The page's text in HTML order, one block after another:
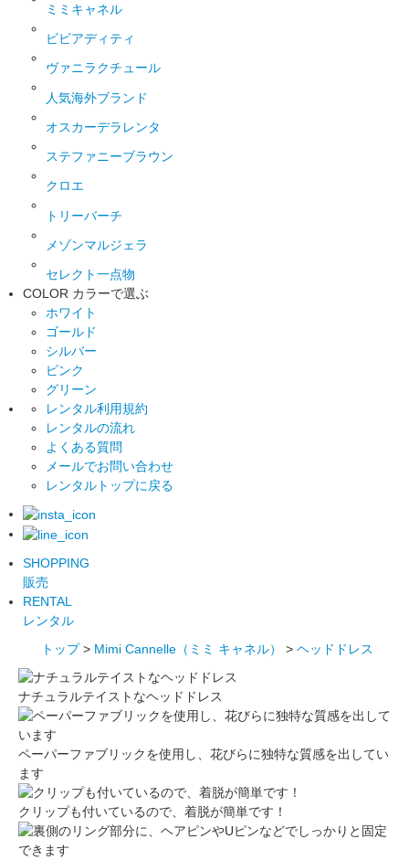
ミミキャネル
ビビアディティ
ヴァニラクチュール
人気海外ブランド
オスカーデラレンタ
ステファニーブラウン
クロエ
トリーバーチ
メゾンマルジェラ
セレクト一点物
COLOR カラーで選ぶ
ホワイト
ゴールド
シルバー
ピンク
グリーン
レンタル利用規約
レンタルの流れ
よくある質問
メールでお問い合わせ
レンタルトップに戻る
SHOPPING
販売
RENTAL
レンタル
トップ > Mimi Cannelle（ミミ キャネル） > ヘッドドレス
ナチュラルテイストなヘッドドレス
ペーパーファブリックを使用し、花びらに独特な質感を出してい
ます
クリップも付いているので、着脱が簡単です！